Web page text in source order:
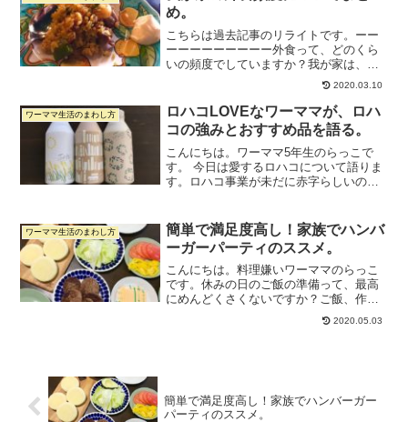
ーママの体調管理【メ...
め。
こちらは過去記事のリライトです。ーー
ーーーーーーーーー外食って、どのくら
いの頻度でしていますか？我が家は、外
食は週末1〜2回です。1か月で週末が4回
あるとすると、・3回はパン屋さん程度の
外食を1〜2回（1回2000円くらい）・1回
はちょっと...
2020.03.10
ワーママ生活のまわし方
ロハコLOVEなワーママが、ロハ
コの強みとおすすめ品を語る。
こんにちは。ワーママ5年生のらっこで
す。 今日は愛するロハコについて語りま
す。ロハコ事業が未だに赤字らしいの
者ではありません。笑）ロハコはアスク
ルの展開する個人向け...
ワーママ生活のまわし方
簡単で満足度高し！家族でハンバ
ーガーパーティのススメ。
こんにちは。料理嫌いワーママのらっこ
です。休みの日のご飯の準備って、最高
にめんどくさくないですか？ご飯、作り
たくない。けど、外食もしたくない。も
う、誰か作って！！(´；Д；`)そんな気分
2020.05.03
簡単で満足度高し！家族でハンバーガー
パーティのススメ。